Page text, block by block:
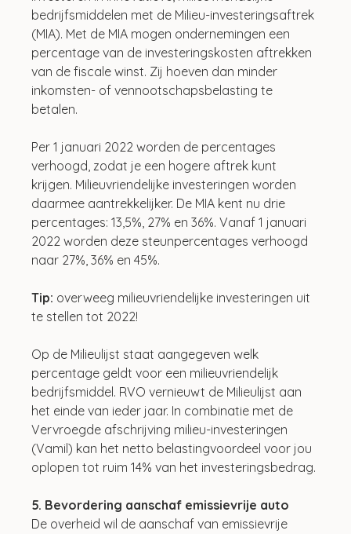
bedrijfsmiddelen met de Milieu-investeringsaftrek
(MIA). Met de MIA mogen ondernemingen een
percentage van de investeringskosten aftrekken
van de fiscale winst. Zij hoeven dan minder
inkomsten- of vennootschapsbelasting te
betalen.
Per 1 januari 2022 worden de percentages
verhoogd, zodat je een hogere aftrek kunt
krijgen. Milieuvriendelijke investeringen worden
daarmee aantrekkelijker. De MIA kent nu drie
percentages: 13,5%, 27% en 36%. Vanaf 1 januari
2022 worden deze steunpercentages verhoogd
naar 27%, 36% en 45%.
Tip: overweeg milieuvriendelijke investeringen uit
te stellen tot 2022!
Op de Milieulijst staat aangegeven welk
percentage geldt voor een milieuvriendelijk
bedrijfsmiddel. RVO vernieuwt de Milieulijst aan
het einde van ieder jaar. In combinatie met de
Vervroegde afschrijving milieu-investeringen
(Vamil) kan het netto belastingvoordeel voor jou
oplopen tot ruim 14% van het investeringsbedrag.
5. Bevordering aanschaf emissievrije auto
De overheid wil de aanschaf van emissievrije